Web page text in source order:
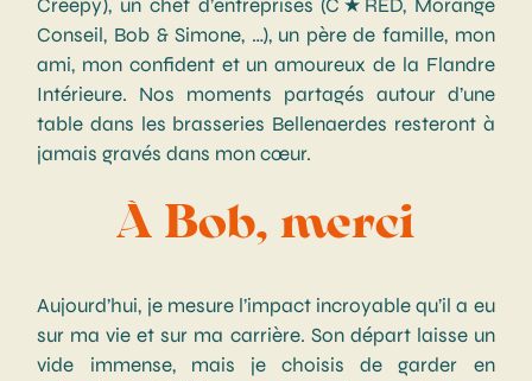
Creepy), un chef d’entreprises (C★RED, Morange
Conseil, Bob & Simone, …), un père de famille, mon
ami, mon confident et un amoureux de la Flandre
Intérieure. Nos moments partagés autour d’une
table dans les brasseries Bellenaerdes resteront à
jamais gravés dans mon cœur.
À Bob, merci
Aujourd’hui, je mesure l’impact incroyable qu’il a eu
sur ma vie et sur ma carrière. Son départ laisse un
vide immense, mais je choisis de garder en